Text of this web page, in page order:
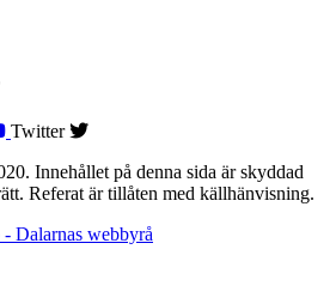
Twitter
Innehållet på denna sida är skyddad
Referat är tillåten med källhänvisning.
Dalarnas webbyrå